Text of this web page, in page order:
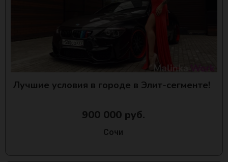
Лучшие условия в городе в Элит-сегменте!
900 000 руб.
Сочи